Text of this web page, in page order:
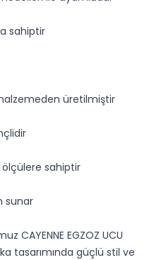
sahiptir
üretilmiştir
ölçülere sahiptir
sunar
CAYENNE EGZOZ UCU
tasarımında güçlü stil ve